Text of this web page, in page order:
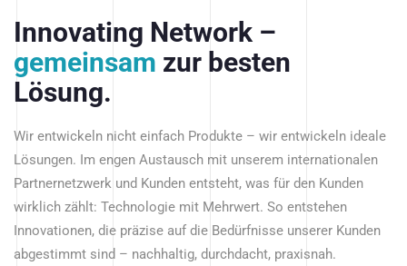
Innovating Network –
gemeinsam zur besten
Lösung.
Wir entwickeln nicht einfach Produkte – wir entwickeln ideale
Lösungen. Im engen Austausch mit unserem internationalen
Partnernetzwerk und Kunden entsteht, was für den Kunden
wirklich zählt: Technologie mit Mehrwert. So entstehen
Innovationen, die präzise auf die Bedürfnisse unserer Kunden
abgestimmt sind – nachhaltig, durchdacht, praxisnah.